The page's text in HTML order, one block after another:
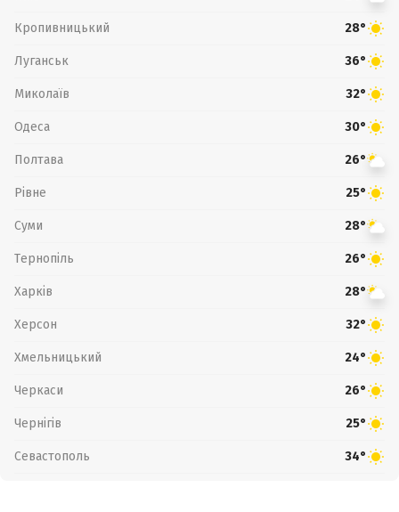
Кропивницький 28°
Луганськ 36°
Миколаїв 32°
Одеса 30°
Полтава 26°
Рівне 25°
Суми 28°
Тернопіль 26°
Харків 28°
Херсон 32°
Хмельницький 24°
Черкаси 26°
Чернігів 25°
Севастополь 34°